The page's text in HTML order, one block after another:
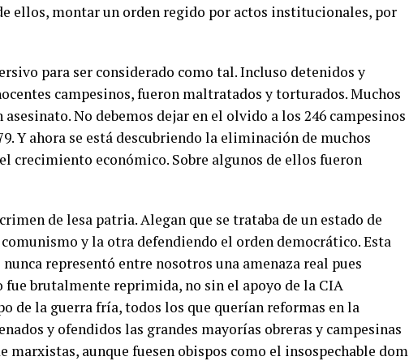
ellos, montar un orden regido por actos institucionales, por
para ser considerado como tal. Incluso detenidos y
campesinos, fueron maltratados y torturados. Muchos
No debemos dejar en el olvido a los 246 campesinos
Y ahora se está descubriendo la eliminación de muchos
crecimiento económico. Sobre algunos de ellos fueron
de lesa patria. Alegan que se trataba de un estado de
y la otra defendiendo el orden democrático. Esta
representó entre nosotros una amenaza real pues
brutalmente reprimida, no sin el apoyo de la CIA
de la guerra fría, todos los que querían reformas en la
y ofendidos las grandes mayorías obreras y campesinas
marxistas, aunque fuesen obispos como el insospechable dom